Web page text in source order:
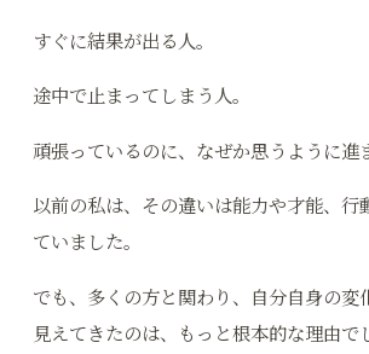
すぐに結果が出る人。
途中で止まってしまう人。
頑張っているのに、なぜか思うように進
以前の私は、その違いは能力や才能、行
ていました。
でも、多くの方と関わり、自分自身の変
見えてきたのは、もっと根本的な理由で